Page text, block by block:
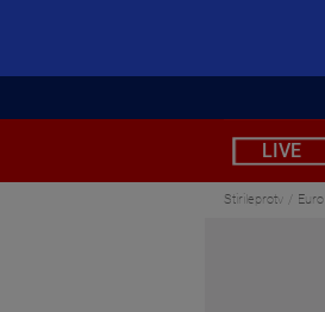
LIVE
Stirileprotv Euro